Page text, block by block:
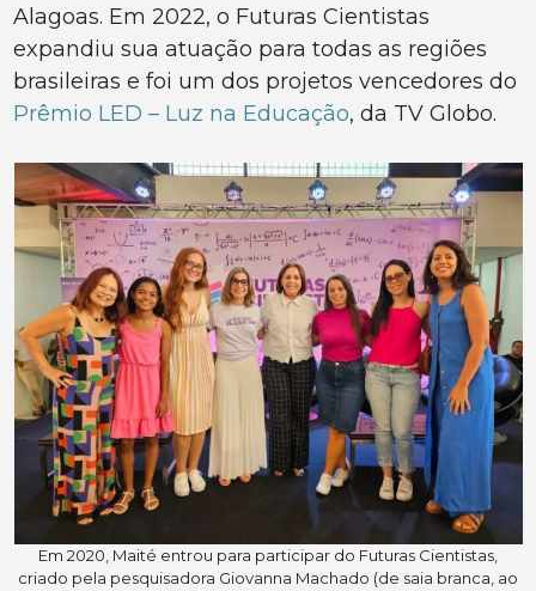
Alagoas. Em 2022, o Futuras Cientistas
expandiu sua atuação para todas as regiões
brasileiras e foi um dos projetos vencedores do
Prêmio LED – Luz na Educação, da TV Globo.
Em 2020, Maité entrou para participar do Futuras Cientistas,
criado pela pesquisadora Giovanna Machado (de saia branca, ao